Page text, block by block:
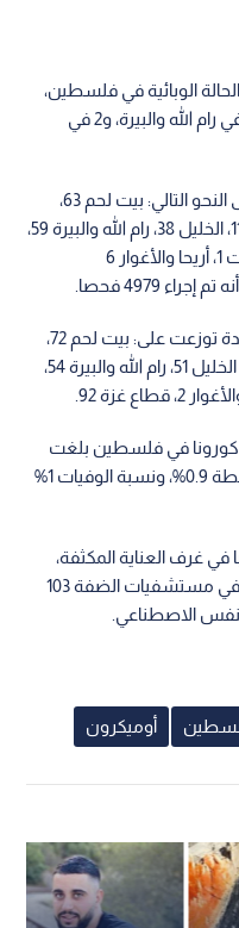
الوبائية في فلسطين،
أن 4 وفيات سجلت في قطاع غزة، و2 في رام الله والبيرة، و2 في
وقالت إن الإصابات الجديدة سجلت على النحو التالي: بيت لحم 63،
ضواحي القدس 10، جنين 30، طوباس 11، الخليل 38، رام الله والبيرة 59،
نابلس 22، قلقيلية 2، طولكرم 2، سلفيت 1، أريحا والأغوار 6
وأضافت الكيلة أن حالات التعافي الجديدة توزعت على: بيت لحم 72،
ضواحي القدس 3، جنين 16، طوباس 3، الخليل 51، رام الله والبيرة 54،
في فلسطين بلغت
98.1%، فيما بلغت نسبة الإصابات النشطة 0.9%، ونسبة الوفيات 1%
الصحة إلى وجود 55 مصابا في غرف العناية المكثفة،
فيما يعالج في مراكز وأقسام "كورونا" في مستشفيات الضفة 103
أوميكرون